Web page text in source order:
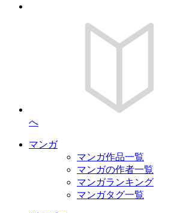
へ
マンガ
マンガ作品一覧
マンガの作者一覧
マンガランキング
マンガタグ一覧